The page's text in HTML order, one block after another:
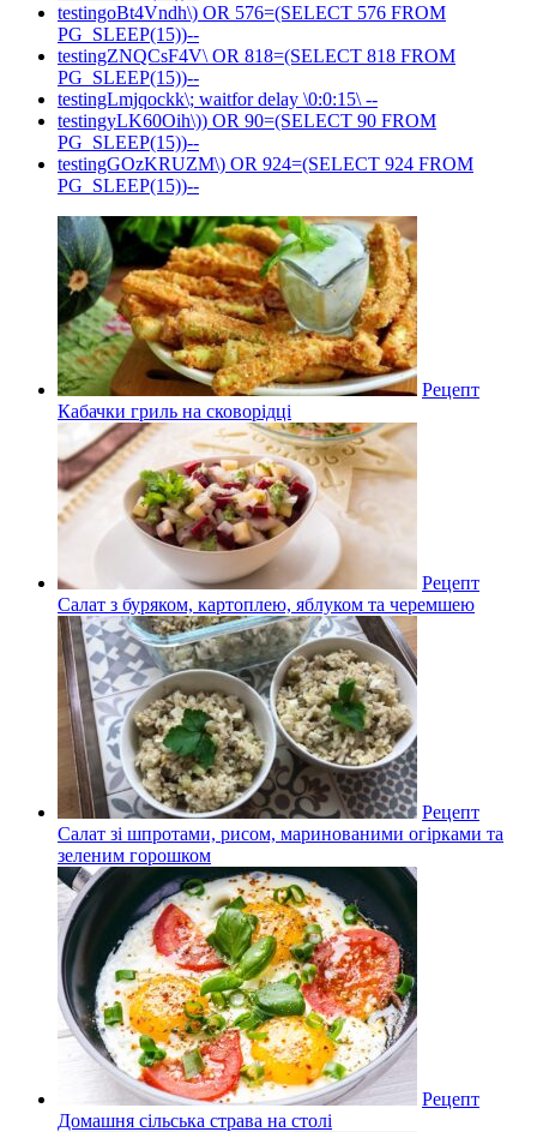
testingoBt4Vndh\) OR 576=(SELECT 576 FROM
PG_SLEEP(15))--
testingZNQCsF4V\ OR 818=(SELECT 818 FROM
PG_SLEEP(15))--
testingLmjqockk\; waitfor delay \0:0:15\ --
testingyLK60Oih\)) OR 90=(SELECT 90 FROM
PG_SLEEP(15))--
testingGOzKRUZM\) OR 924=(SELECT 924 FROM
PG_SLEEP(15))--
Рецепт
Кабачки гриль на сковорідці
Рецепт
Салат з буряком, картоплею, яблуком та черемшею
Рецепт
Салат зі шпротами, рисом, маринованими огірками та
зеленим горошком
Рецепт
Домашня сільська страва на столі